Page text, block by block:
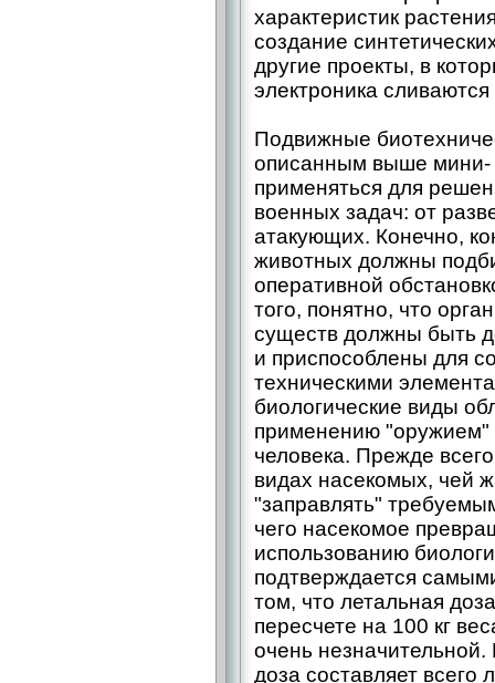
характеристик
создание
другие проекты, в
электроника
Подвижные
описанным выше мини-
применяться для
военных задач: от
атакующих. Конечно,
животных должны
оперативной
того, понятно, что
существ должны быть
и приспособлены для
техническими
биологические виды
применению "оружием"
человека. Прежде
видах насекомых, чей
"заправлять"
чего насекомое
использованию
подтверждается
том, что летальная
пересчете на 100 кг
очень
доза составляет всего